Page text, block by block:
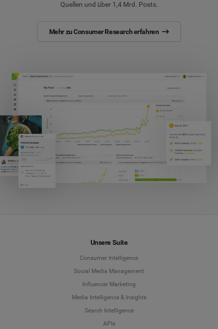
Quellen und über 1,4 Mrd. Posts.
Mehr zu Consumer Research erfahren
Unsere Suite
Consumer Intelligence
Social Media Management
Influencer Marketing
Media Intelligence & Insights
Search Intelligence
APIs